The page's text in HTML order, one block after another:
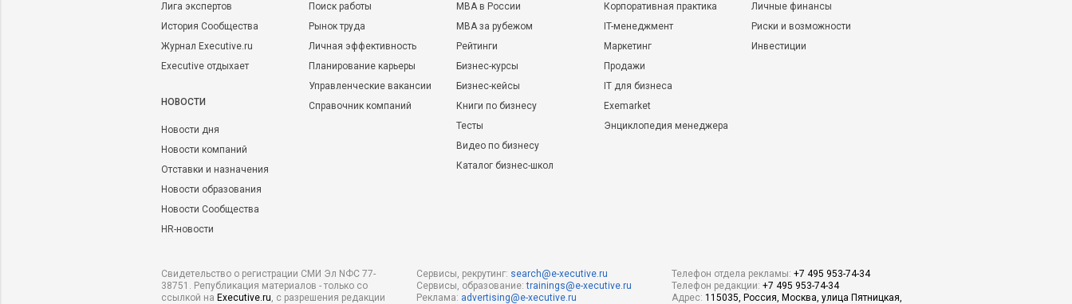
Лига экспертов
История Сообщества
Журнал Executive.ru
Executive отдыхает
НОВОСТИ
Новости дня
Новости компаний
Отставки и назначения
Новости образования
Новости Сообщества
HR-новости
Поиск работы
Рынок труда
Личная эффективность
Планирование карьеры
Управленческие вакансии
Справочник компаний
MBA в России
MBA за рубежом
Рейтинги
Бизнес-курсы
Бизнес-кейсы
Книги по бизнесу
Тесты
Видео по бизнесу
Каталог бизнес-школ
Корпоративная практика
IT-менеджмент
Маркетинг
Продажи
IT для бизнеса
Exemarket
Энциклопедия менеджера
Личные финансы
Риски и возможности
Инвестиции
Свидетельство о регистрации СМИ Эл NФС 77-
38751. Републикация материалов - только со
ссылкой на Executive.ru, с разрешения редакции
Сервисы, рекрутинг: search@e-xecutive.ru
Сервисы, образование:trainings@e-xecutive.ru
Реклама: advertising@e-xecutive.ru
Телефон отдела рекламы: +7 495 953-74-34
Телефон редакции: +7 495 953-74-34
Адрес: 115035, Россия, Москва, улица Пятницкая,